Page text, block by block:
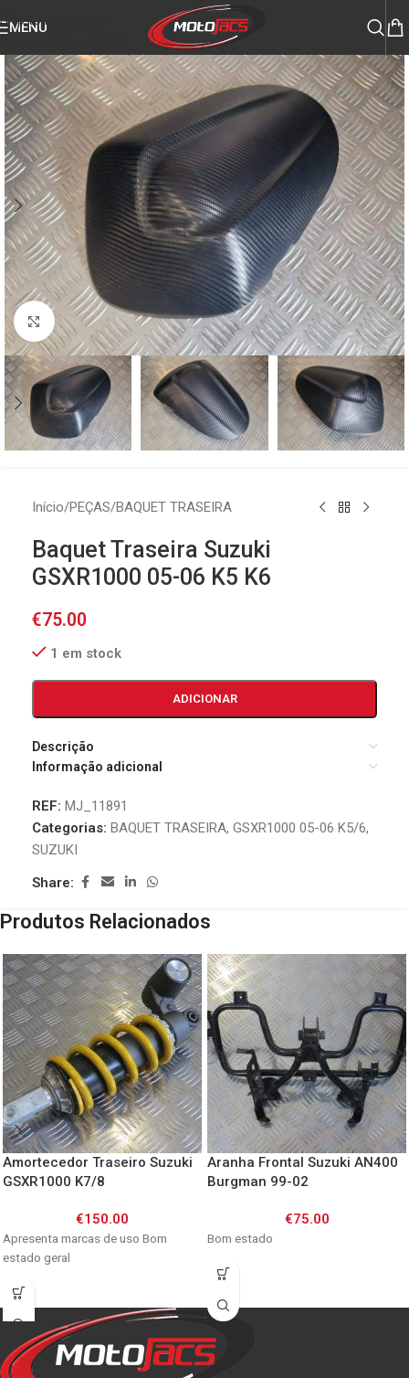
Skip to navigation
MENU
Click to enlarge
Início/PEÇAS/BAQUET TRASEIRA
Baquet Traseira Suzuki
GSXR1000 05-06 K5 K6
€75.00
1 em stock
ADICIONAR
Descrição
Informação adicional
REF: MJ_11891
Categorias: BAQUET TRASEIRA, GSXR1000 05-06 K5/6,
SUZUKI
Share:
Produtos Relacionados
Amortecedor Traseiro Suzuki
GSXR1000 K7/8
€150.00
Apresenta marcas de uso Bom
estado geral
Aranha Frontal Suzuki AN400
Burgman 99-02
€75.00
Bom estado